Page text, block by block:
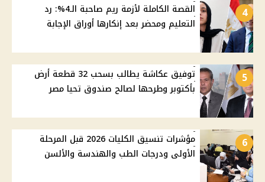
4
القصة الكاملة لأزمة ريم صاحبة الـ4%: رد
التعليم ومحضر بعد إنكارها أوراق الإجابة
5
توفيق عكاشة يطالب بسحب 32 قطعة أرض
بأكتوبر وطرحها لصالح صندوق تحيا مصر
6
مؤشرات تنسيق الكليات 2026 قبل المرحلة
الأولى ودرجات الطب والهندسة والألسن